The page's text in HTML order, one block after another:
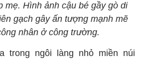
mẹ. Hình ảnh cậu bé gầy gò di
gạch gây ấn tượng mạnh mẽ
nhân ở công trường.
trong ngôi làng nhỏ miền núi